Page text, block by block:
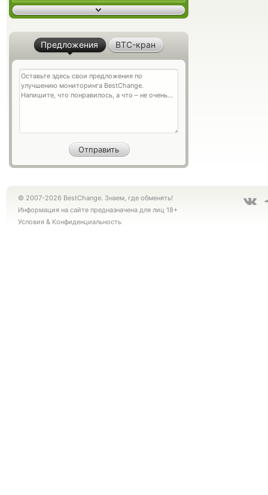
Предложения BTC-кран
© 2007-2026 BestChange. Знаем, где обменять!
Информация на сайте предназначена для лиц 18+
Условия & Конфиденциальность